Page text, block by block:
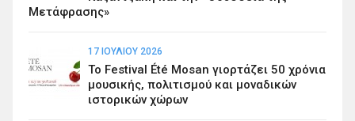
Μετάφρασης»
17 ΙΟΥΛΊΟΥ 2026
Το Festival Été Mosan γιορτάζει 50 χρόνια
μουσικής, πολιτισμού και μοναδικών
ιστορικών χώρων